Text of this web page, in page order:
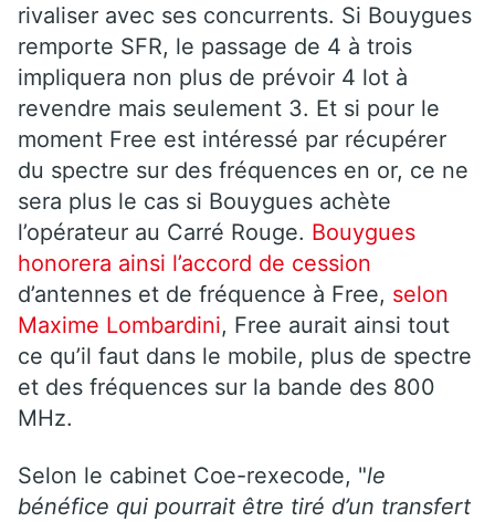
rivaliser avec ses concurrents. Si Bouygues
remporte SFR, le passage de 4 à trois
impliquera non plus de prévoir 4 lot à
revendre mais seulement 3. Et si pour le
moment Free est intéressé par récupérer
du spectre sur des fréquences en or, ce ne
sera plus le cas si Bouygues achète
l’opérateur au Carré Rouge. Bouygues
honorera ainsi l’accord de cession
d’antennes et de fréquence à Free, selon
Maxime Lombardini, Free aurait ainsi tout
ce qu’il faut dans le mobile, plus de spectre
et des fréquences sur la bande des 800
MHz.
Selon le cabinet Coe-rexecode, "le
bénéfice qui pourrait être tiré d’un transfert